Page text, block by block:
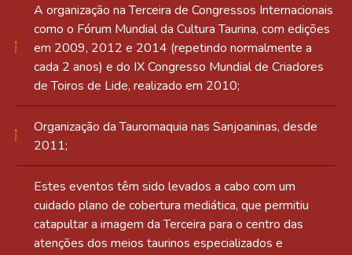
A organização na Terceira de Congressos Internacionais
como o Fórum Mundial da Cultura Taurina, com edições
em 2009, 2012 e 2014 (repetindo normalmente a
cada 2 anos) e do IX Congresso Mundial de Criadores
de Toiros de Lide, realizado em 2010;
Organização da Tauromaquia nas Sanjoaninas, desde
2011;
Estes eventos têm sido levados a cabo com um
cuidado plano de cobertura mediática, que permitiu
catapultar a imagem da Terceira para o centro das
atenções dos meios taurinos especializados e